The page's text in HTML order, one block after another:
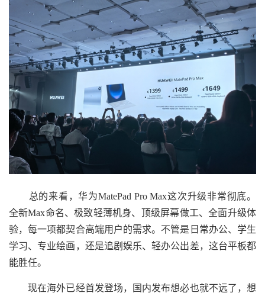
总的来看，华为MatePad Pro Max这次升级非常彻底。
全新Max命名、极致轻薄机身、顶级屏幕做工、全面升级体
验，每一项都契合高端用户的需求。不管是日常办公、学生
学习、专业绘画，还是追剧娱乐、轻办公出差，这台平板都
能胜任。
现在海外已经首发登场，国内发布想必也就不远了，想